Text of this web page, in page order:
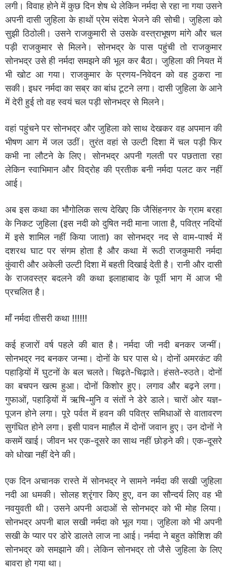
लगी। विवाह होने में कुछ दिन शेष थे लेकिन नर्मदा से रहा ना गया उसने
अपनी दासी जुहिला के हाथों प्रेम संदेश भेजने की सोची। जुहिला को
सुझी ठिठोली। उसने राजकुमारी से उसके वस्त्राभूषण मांगे और चल
पड़ी राजकुमार से मिलने। सोनभद्र के पास पहुंची तो राजकुमार
सोनभद्र उसे ही नर्मदा समझने की भूल कर बैठा। जुहिला की ‍नियत में
भी खोट आ गया। राजकुमार के प्रणय-निवेदन को वह ठुकरा ना
सकी। इधर नर्मदा का सब्र का बांध टूटने लगा। दासी जुहिला के आने
में देरी हुई तो वह स्वयं चल पड़ी सोनभद्र से मिलने।
वहां पहुंचने पर सोनभद्र और जुहिला को साथ देखकर वह अपमान की
भीषण आग में जल उठीं। तुरंत वहां से उल्टी दिशा में चल पड़ी फिर
कभी ना लौटने के लिए। सोनभद्र अपनी गलती पर पछताता रहा
लेकिन स्वाभिमान और विद्रोह की प्रतीक बनी नर्मदा पलट कर नहीं
आई।
अब इस कथा का भौगोलिक सत्य देखिए कि जैसिंहनगर के ग्राम बरहा
के निकट जुहिला (इस नदी को दुषित नदी माना जाता है, पवित्र नदियों
में इसे शामिल नहीं किया जाता) का सोनभद्र नद से वाम-पार्श्व में
दशरथ घाट पर संगम होता है और कथा में रूठी राजकुमारी नर्मदा
कुंवारी और अकेली उल्टी दिशा में बहती दिखाई देती है। रानी और दासी
के राजवस्त्र बदलने की कथा इलाहाबाद के पूर्वी भाग में आज भी
प्रचलित है।
माँ नर्मदा तीसरी कथा !!!!!!
कई हजारों वर्ष पहले की बात है। नर्मदा जी नदी बनकर जन्मीं।
सोनभद्र नद बनकर जन्मा। दोनों के घर पास थे। दोनों अमरकंट की
पहाड़ियों में घुटनों के बल चलते। चिढ़ते-चिढ़ाते। हंसते-रुठते। दोनों
का बचपन खत्म हुआ। दोनों किशोर हुए। लगाव और बढ़ने लगा।
गुफाओं, पहाड़‍ियों में ऋषि-मुनि व संतों ने डेरे डाले। चारों ओर यज्ञ-
पूजन होने लगा। पूरे पर्वत में हवन की पवित्र समिधाओं से वातावरण
सुगंधित होने लगा। इसी पावन माहौल में दोनों जवान हुए। उन दोनों ने
कसमें खाई। जीवन भर एक-दूसरे का साथ नहीं छोड़ने की। एक-दूसरे
को धोखा नहीं देने की।
एक दिन अचानक रास्ते में सोनभद्र ने सामने नर्मदा की सखी जुहिला
नदी आ धमकी। सोलह श्रृंगार किए हुए, वन का सौन्दर्य लिए वह भी
नवयुवती थी। उसने अपनी अदाओं से सोनभद्र को भी मोह लिया।
सोनभद्र अपनी बाल सखी नर्मदा को भूल गया। जुहिला को भी अपनी
सखी के प्यार पर डोरे डालते लाज ना आई। नर्मदा ने बहुत कोशिश की
सोनभद्र को समझाने की। लेकिन सोनभद्र तो जैसे जुहिला के लिए
बावरा हो गया था।